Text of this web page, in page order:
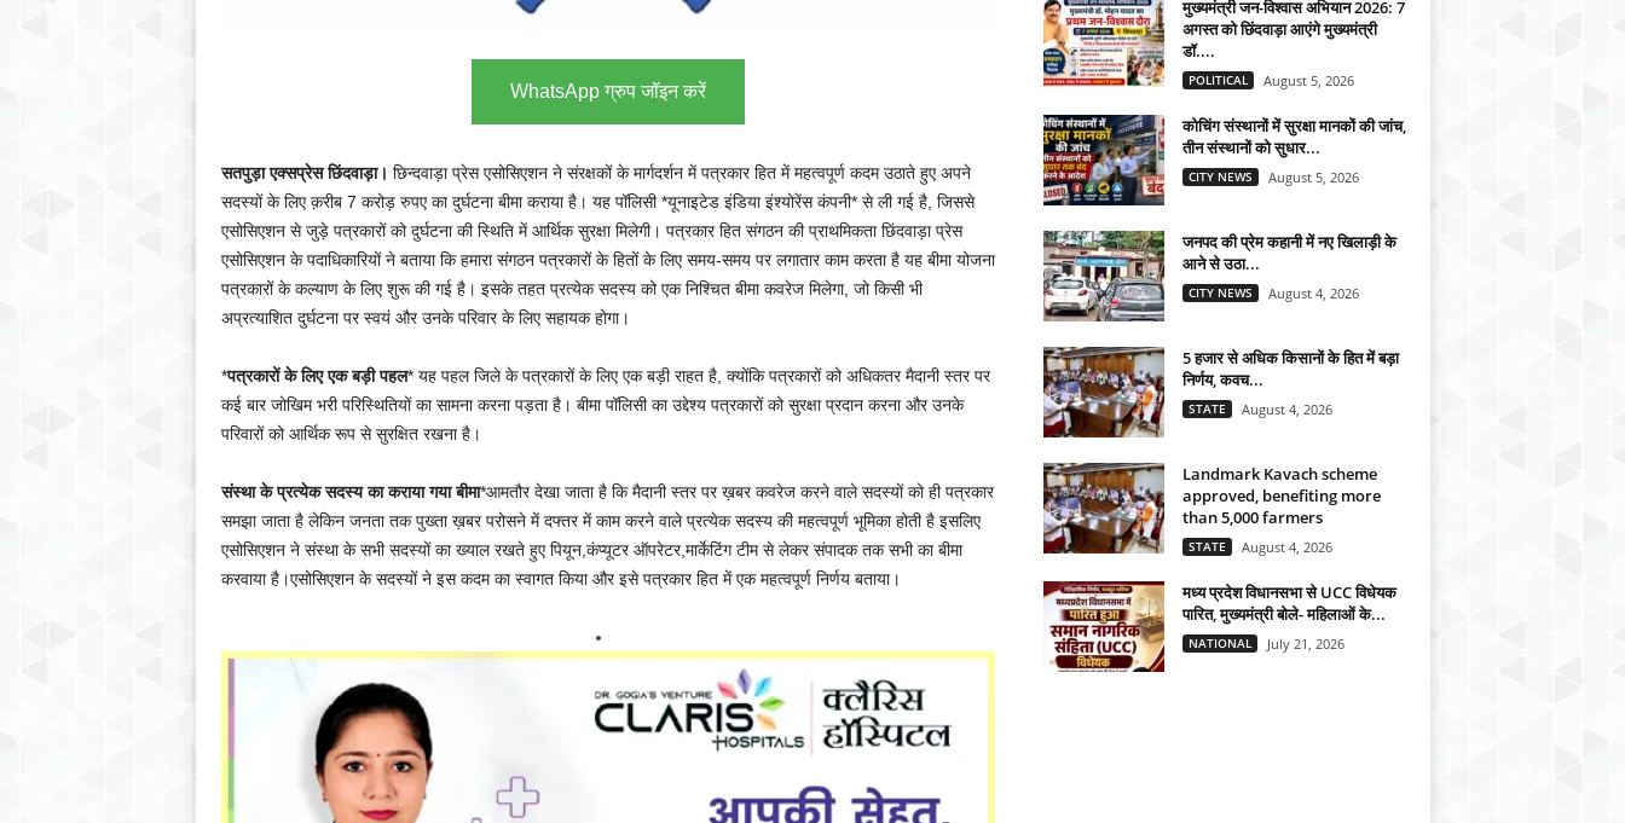
WhatsApp ग्रुप जॉइन करें
सतपुड़ा एक्सप्रेस छिंदवाड़ा। छिन्दवाड़ा प्रेस एसोसिएशन ने संरक्षकों के मार्गदर्शन में पत्रकार हित में महत्वपूर्ण कदम उठाते हुए अपने
सदस्यों के लिए क़रीब 7 करोड़ रुपए का दुर्घटना बीमा कराया है। यह पॉलिसी *यूनाइटेड इंडिया इंश्योरेंस कंपनी* से ली गई है, जिससे
एसोसिएशन से जुड़े पत्रकारों को दुर्घटना की स्थिति में आर्थिक सुरक्षा मिलेगी। पत्रकार हित संगठन की प्राथमिकता छिंदवाड़ा प्रेस
एसोसिएशन के पदाधिकारियों ने बताया कि हमारा संगठन पत्रकारों के हितों के लिए समय-समय पर लगातार काम करता है यह बीमा योजना
पत्रकारों के कल्याण के लिए शुरू की गई है। इसके तहत प्रत्येक सदस्य को एक निश्चित बीमा कवरेज मिलेगा, जो किसी भी
अप्रत्याशित दुर्घटना पर स्वयं और उनके परिवार के लिए सहायक होगा।
*पत्रकारों के लिए एक बड़ी पहल* यह पहल जिले के पत्रकारों के लिए एक बड़ी राहत है, क्योंकि पत्रकारों को अधिकतर मैदानी स्तर पर
कई बार जोखिम भरी परिस्थितियों का सामना करना पड़ता है। बीमा पॉलिसी का उद्देश्य पत्रकारों को सुरक्षा प्रदान करना और उनके
परिवारों को आर्थिक रूप से सुरक्षित रखना है।
संस्था के प्रत्येक सदस्य का कराया गया बीमा*आमतौर देखा जाता है कि मैदानी स्तर पर ख़बर कवरेज करने वाले सदस्यों को ही पत्रकार
समझा जाता है लेकिन जनता तक पुख्ता ख़बर परोसने में दफ्तर में काम करने वाले प्रत्येक सदस्य की महत्वपूर्ण भूमिका होती है इसलिए
एसोसिएशन ने संस्था के सभी सदस्यों का ख्याल रखते हुए पियून,कंप्यूटर ऑपरेटर,मार्केटिंग टीम से लेकर संपादक तक सभी का बीमा
करवाया है।एसोसिएशन के सदस्यों ने इस कदम का स्वागत किया और इसे पत्रकार हित में एक महत्वपूर्ण निर्णय बताया।
मुख्यमंत्री जन-विश्वास अभियान 2026: 7
अगस्त को छिंदवाड़ा आएंगे मुख्यमंत्री
डॉ....
POLITICAL August 5, 2026
कोचिंग संस्थानों में सुरक्षा मानकों की जांच,
तीन संस्थानों को सुधार...
CITY NEWS August 5, 2026
जनपद की प्रेम कहानी में नए खिलाड़ी के
आने से उठा...
CITY NEWS August 4, 2026
5 हजार से अधिक किसानों के हित में बड़ा
निर्णय, कवच...
STATE August 4, 2026
Landmark Kavach scheme
approved, benefiting more
than 5,000 farmers
STATE August 4, 2026
मध्य प्रदेश विधानसभा से UCC विधेयक
पारित, मुख्यमंत्री बोले- महिलाओं के...
NATIONAL July 21, 2026